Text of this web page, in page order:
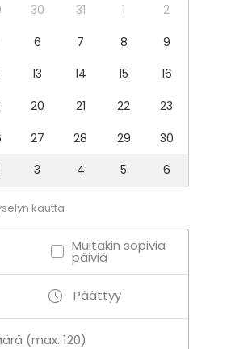
Akatemia- rastirata,
tai kokkaus- sekä drinkkipajoja
30 31 1
2
6 7 8
9
13 14 15
16
20 21 22
23
27 28 29
30
3 4 5 6
kautta
Muitakin sopivia
päiviä
Päättyy
(max. 120)